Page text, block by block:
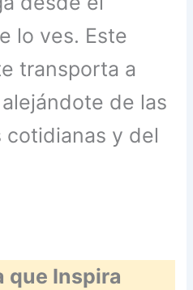
lo ves. Este
transporta a
de las
cotidianas y del
que Inspira